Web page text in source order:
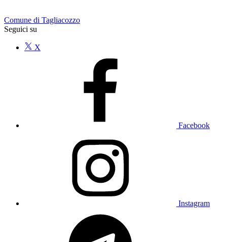
Comune di Tagliacozzo
Seguici su
X
Facebook
Instagram